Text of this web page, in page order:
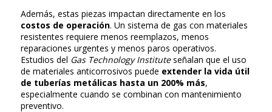
Además, estas piezas impactan directamente en los
costos de operación. Un sistema de gas con materiales
resistentes requiere menos reemplazos, menos
reparaciones urgentes y menos paros operativos.
Estudios del Gas Technology Instituteseñalan que el uso
de materiales anticorrosivos puede extender la vida útil
de tuberías metálicas hasta un 200% más,
especialmente cuando se combinan con mantenimiento
preventivo.